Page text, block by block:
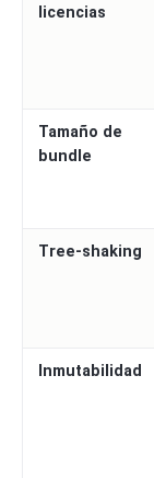
licencias
Tamaño de
bundle
Tree-shaking
Inmutabilidad